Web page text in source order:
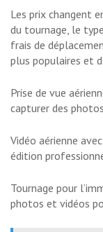
Les prix changent
du tournage, le
frais de
plus populaires et
Prise de vue
capturer des
Vidéo aérienne
édition
Tournage pour
photos et vidéos